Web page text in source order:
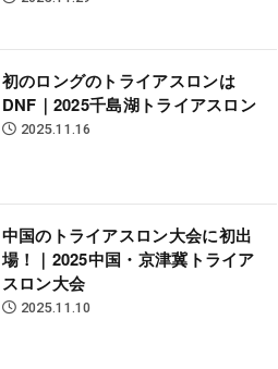
初のロングのトライアスロンは
DNF｜2025千島湖トライアスロン
2025.11.16
中国のトライアスロン大会に初出
場！｜2025中国・京津冀トライア
スロン大会
2025.11.10